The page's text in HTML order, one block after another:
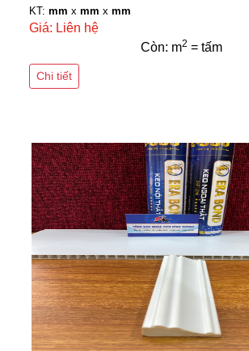
KT: mm x mm x mm
Giá: Liên hệ
Còn: m2 = tấm
Chi tiết